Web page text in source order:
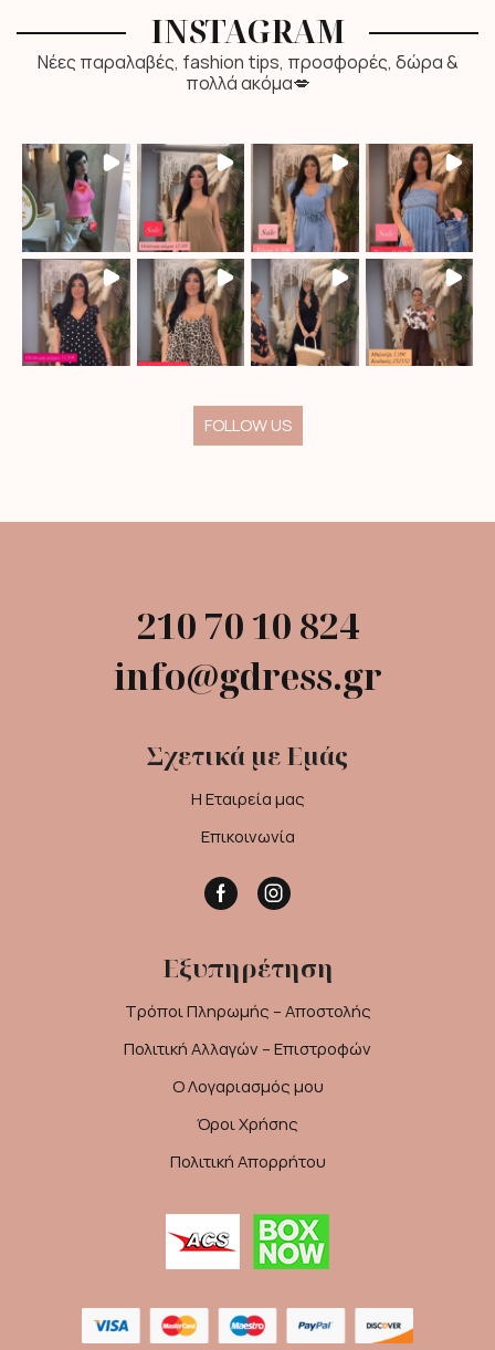
INSTAGRAM
Νέες παραλαβές, fashion tips, προσφορές, δώρα &
πολλά ακόμα💋
FOLLOW US
210 70 10 824
info@gdress.gr
Σχετικά με Εμάς
Η Εταιρεία μας
Επικοινωνία
FacebookInstagram
Εξυπηρέτηση
Τρόποι Πληρωμής – Αποστολής
Πολιτική Αλλαγών – Επιστροφών
Ο Λογαριασμός μου
Όροι Χρήσης
Πολιτική Απορρήτου